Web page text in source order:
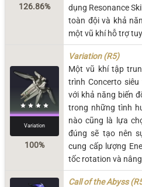
126.86%
dụng Resonance
toàn đội và khả
một vũ khí hỗ trợ
Variation
100%
Variation (R5)
Một vũ khí tập
trình Concerto
với khả năng biến
trong những tình
nào cũng là lựa
đúng sẽ tạo nên
cung cấp lượng
tốc rotation và
Call of the Abyss